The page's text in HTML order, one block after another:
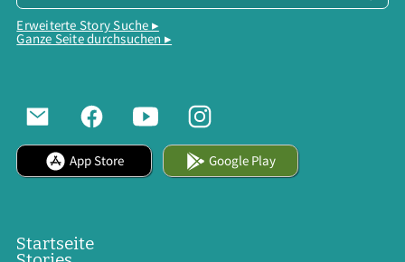
Erweiterte Story Suche ▸
Ganze Seite durchsuchen ▸
App Store Google Play
Startseite